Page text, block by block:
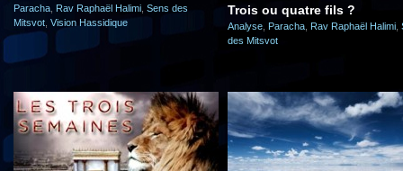
Paracha Rav Raphaël Halimi Sens des
Mitsvot Vision Hassidique
Trois ou quatre fils ?
Analyse Paracha Rav Raphaël Halimi
des Mitsvot